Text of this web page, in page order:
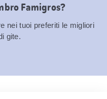
Famigros?
nei tuoi preferiti le migliori
gite.